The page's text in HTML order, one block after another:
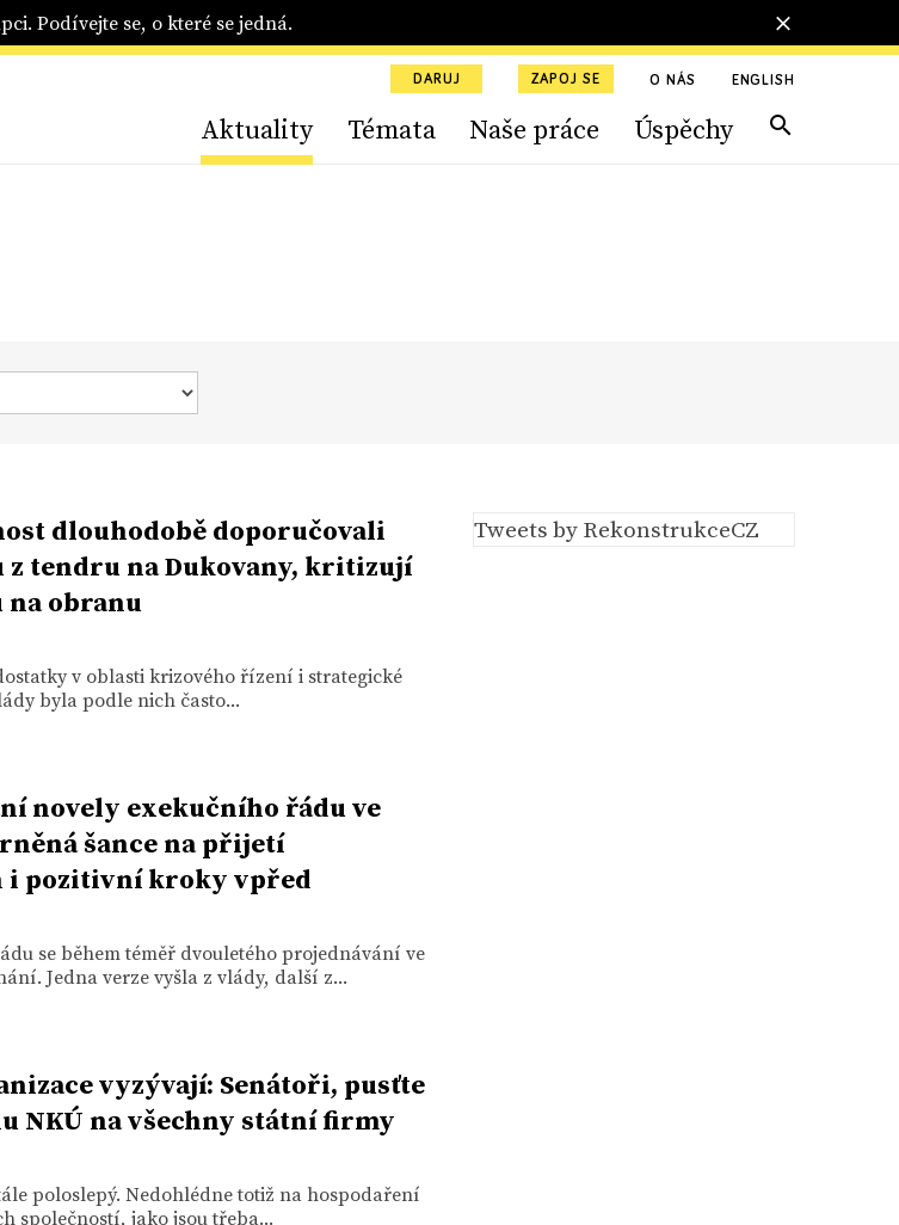
Podívejte se, o které se jedná.
DARUJ ZAPOJ SE O NÁS ENGLISH
Aktuality Témata Naše práce Úspěchy
dlouhodobě doporučovali
z tendru na Dukovany, kritizují
na obranu
v oblasti krizového řízení i strategické
byla podle nich často...
novely exekučního řádu ve
šance na přijetí
i pozitivní kroky vpřed
se během téměř dvouletého projednávání ve
Jedna verze vyšla z vlády, další z...
vyzývají: Senátoři, pusťte
NKÚ na všechny státní firmy
poloslepý. Nedohlédne totiž na hospodaření
společností, jako jsou třeba...
Tweets by RekonstrukceCZ